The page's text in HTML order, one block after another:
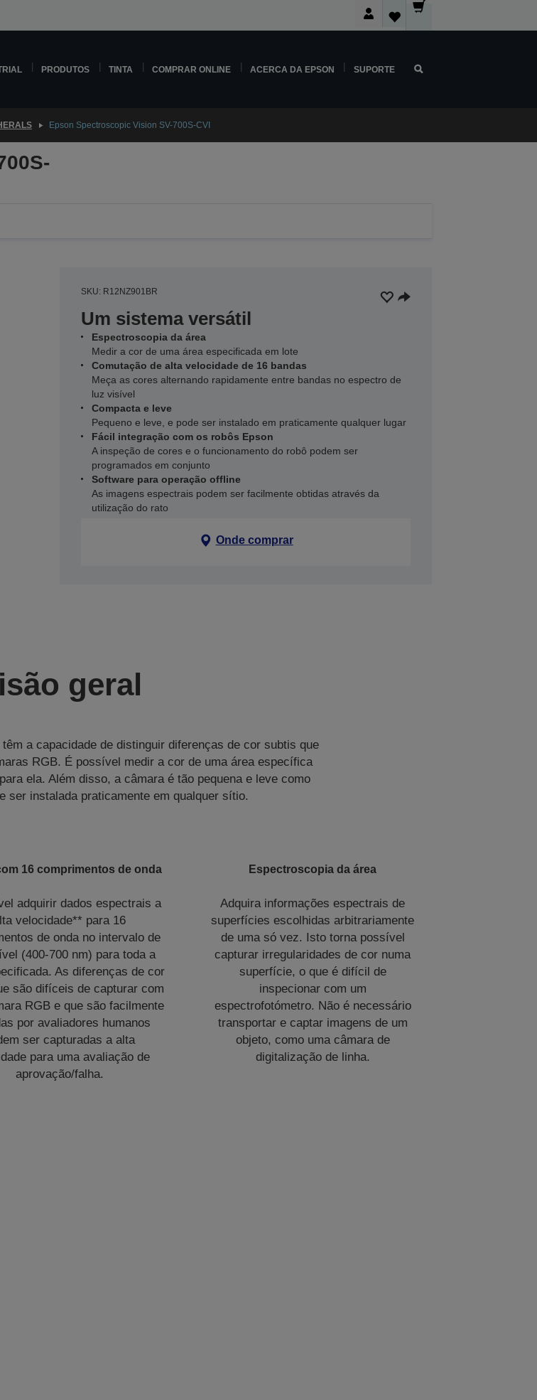
PRODUTOS TINTA COMPRAR ONLINE ACERCA DA EPSON SUPORTE
Epson Spectroscopic Vision SV-700S-CVI
SKU: R12NZ901BR
Um sistema versátil
Espectroscopia da área
Medir a cor de uma área especificada em lote
Comutação de alta velocidade de 16 bandas
Meça as cores alternando rapidamente entre bandas no espectro de
luz visível
Compacta e leve
Pequeno e leve, e pode ser instalado em praticamente qualquer lugar
Fácil integração com os robôs Epson
A inspeção de cores e o funcionamento do robô podem ser
programados em conjunto
Software para operação offline
As imagens espectrais podem ser facilmente obtidas através da
utilização do rato
Onde comprar
geral
a capacidade de distinguir diferenças de cor subtis que
RGB. É possível medir a cor de uma área específica
ela. Além disso, a câmara é tão pequena e leve como
ser instalada praticamente em qualquer sítio.
16 comprimentos de onda
adquirir dados espectrais a
velocidade** para 16
de onda no intervalo de
(400-700 nm) para toda a
As diferenças de cor
são difíceis de capturar com
RGB e que são facilmente
por avaliadores humanos
ser capturadas a alta
para uma avaliação de
aprovação/falha.
Espectroscopia da área
Adquira informações espectrais de
superfícies escolhidas arbitrariamente
de uma só vez. Isto torna possível
capturar irregularidades de cor numa
superfície, o que é difícil de
inspecionar com um
espectrofotómetro. Não é necessário
transportar e captar imagens de um
objeto, como uma câmara de
digitalização de linha.